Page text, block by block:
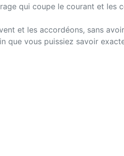
qui coupe le courant et les
et les accordéons, sans
que vous puissiez savoir